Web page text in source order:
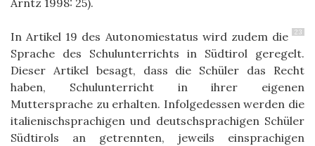
23
In Artikel 19 des Autonomiestatus wird zudem die
Sprache des Schulunterrichts in Südtirol geregelt.
Dieser Artikel besagt, dass die Schüler das Recht
haben, Schulunterricht in ihrer eigenen
Muttersprache zu erhalten. Infolgedessen werden die
italienischsprachigen und deutschsprachigen Schüler
Südtirols an getrennten, jeweils einsprachigen